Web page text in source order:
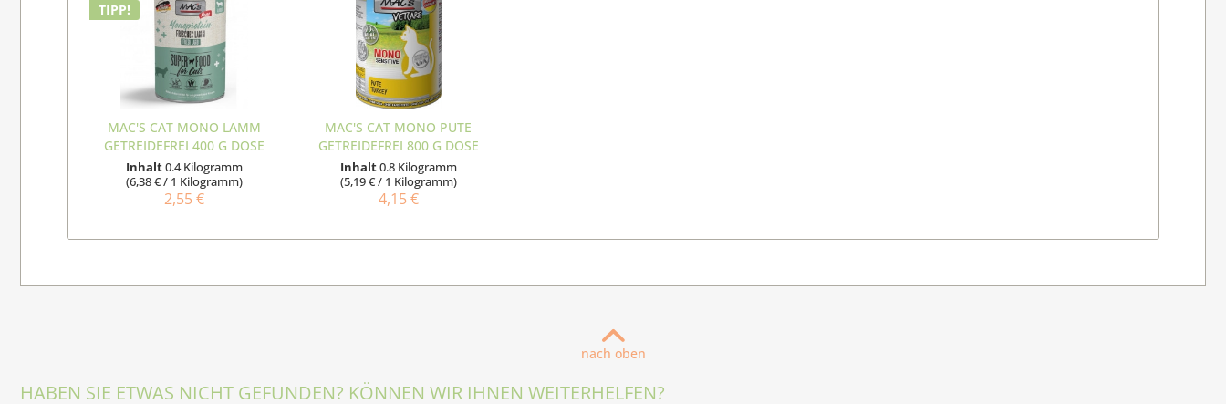
TIPP!
MAC'S CAT MONO LAMM
GETREIDEFREI 400 G DOSE
Inhalt0.4 Kilogramm
(6,38 € / 1 Kilogramm)
2,55 €
MAC'S CAT MONO PUTE
GETREIDEFREI 800 G DOSE
Inhalt0.8 Kilogramm
(5,19 € / 1 Kilogramm)
4,15 €
nach oben
HABEN SIE ETWAS NICHT GEFUNDEN? KÖNNEN WIR IHNEN WEITERHELFEN?